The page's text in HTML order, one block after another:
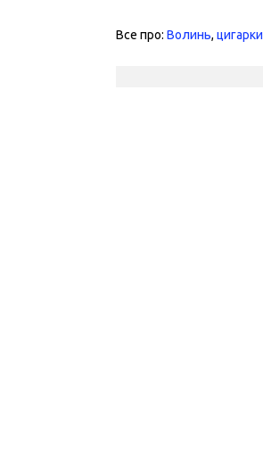
Все про:Волинь,цигарки